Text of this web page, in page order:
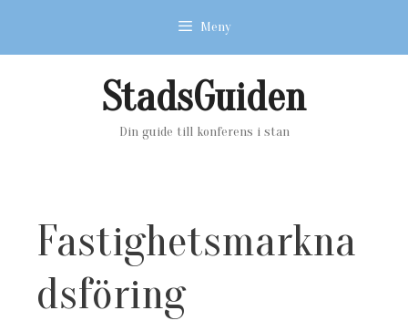
Meny
StadsGuiden
Din guide till konferens i stan
Fastighetsmarkna
dsföring